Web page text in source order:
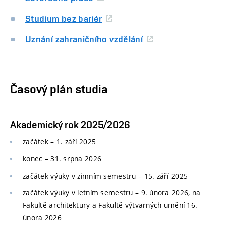
Studium bez bariér
Uznání zahraničního vzdělání
Časový plán studia
Akademický rok 2025/2026
začátek – 1. září 2025
konec –31. srpna 2026
začátek výuky v zimním semestru – 15. září 2025
začátek výuky v letním semestru – 9. února 2026, na
Fakultě architektury a Fakultě výtvarných umění 16.
února 2026